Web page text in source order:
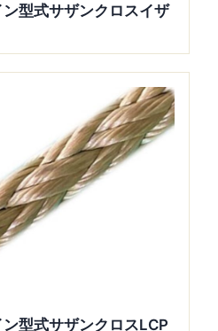
型式サザンクロスイザ
型式サザンクロスLCP